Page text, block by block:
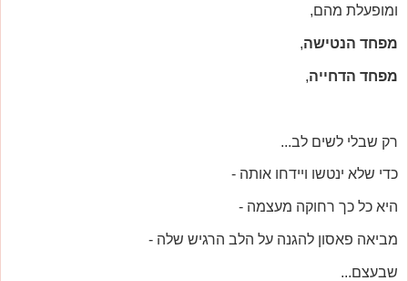
ומופעלת מהם,
מפחד הנטישה,
מפחד הדחייה,
רק שבלי לשים לב...
כדי שלא ינטשו ויידחו אותה -
היא כל כך רחוקה מעצמה -
מביאה פאסון להגנה על הלב הרגיש שלה -
שבעצם...